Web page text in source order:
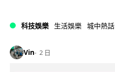
科技娛樂 生活娛樂 城中熱話
Vin 2 日